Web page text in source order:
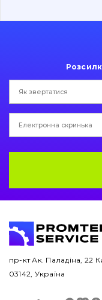
Гідравліка
Навісне обладнання
Буровий інструмент
Дорожня фреза
пр-кт Ак. Паладіна, 22
03142, Україна